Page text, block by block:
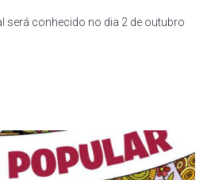
será conhecido no dia 2 de outubro